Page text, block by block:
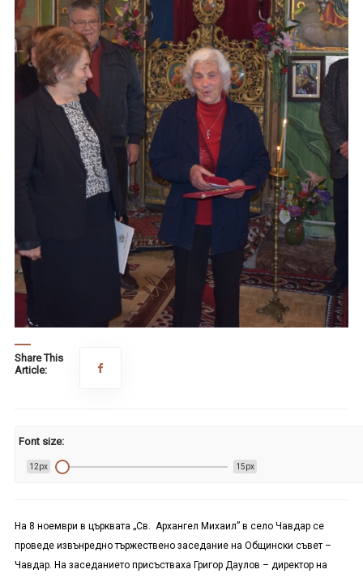
Share This
Article:
Font size:
12px 15px
На 8 ноември в църквата „Св. Архангел Михаил” в село Чавдар се
проведе извънредно тържествено заседание на Общински съвет –
Чавдар. На заседанието присъстваха Григор Даулов – директор на